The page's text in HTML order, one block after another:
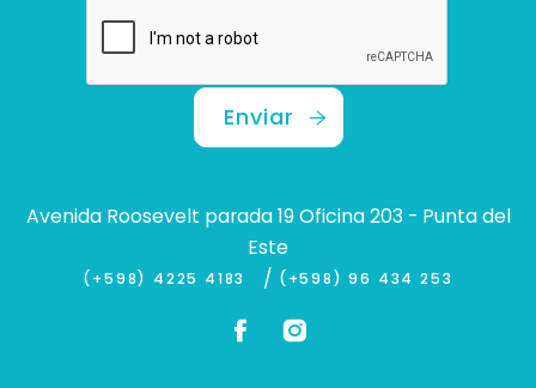
Enviar
Avenida Roosevelt parada 19 Oficina 203 - Punta del
Este
(+598) 4225 4183 / (+598) 96 434 253